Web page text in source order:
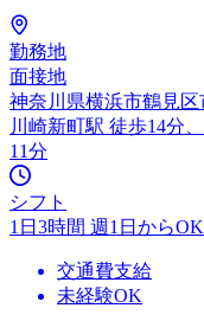
勤務地
面接地
神奈川県横浜市鶴見
川崎新町駅 徒歩14分
11分
シフト
1日3時間 週1日からOK
交通費支給
未経験OK